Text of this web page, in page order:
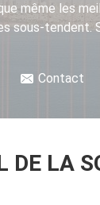
même les
sous-tendent.
Contact
DE LA